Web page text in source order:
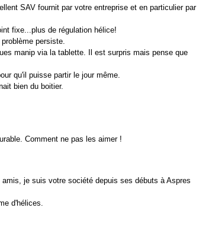
SAV fournit par votre entreprise et en particulier par
fixe...plus de régulation hélice!
persiste.
manip via la tablette. Il est surpris mais pense que
qu'il puisse partir le jour même.
bien du boitier.
Comment ne pas les aimer !
je suis votre société depuis ses débuts à Aspres
d'hélices.